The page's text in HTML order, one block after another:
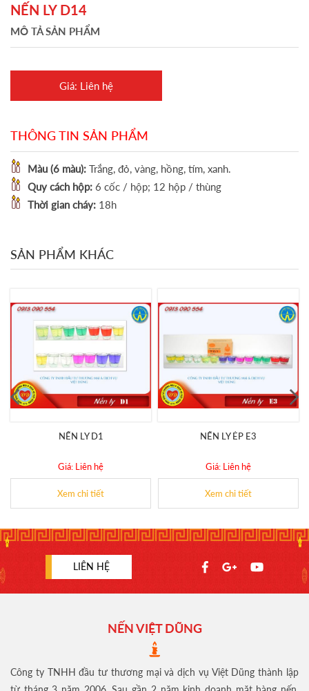
NẾN LY D14
MÔ TẢ SẢN PHẨM
Giá: Liên hệ
THÔNG TIN SẢN PHẨM
Màu (6 màu): Trắng, đỏ, vàng, hồng, tím, xanh.
Quy cách hộp: 6 cốc / hộp; 12 hộp / thùng
Thời gian cháy: 18h
SẢN PHẨM KHÁC
NẾN LY D1
Giá: Liên hệ
Xem chi tiết
NẾN LY ÉP E3
Giá: Liên hệ
Xem chi tiết
LIÊN HỆ
NẾN VIỆT DŨNG
Công ty TNHH đầu tư thương mại và dịch vụ Việt Dũng thành lập